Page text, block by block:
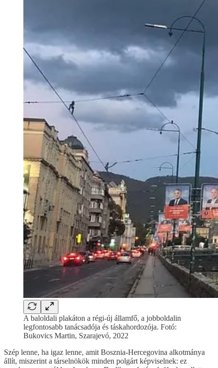
A baloldali plakáton a régi-új államfő, a jobboldalin
legfontosabb tanácsadója és táskahordozója. Fotó:
Bukovics Martin, Szarajevó, 2022
Szép lenne, ha igaz lenne, amit Bosznia-Hercegovina alkotmánya
állít, miszerint a társelnökök minden polgárt képviselnek: ez